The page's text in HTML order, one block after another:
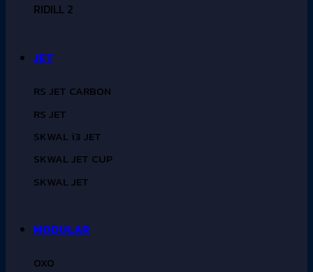
RIDILL 2
JET
RS JET CARBON
RS JET
SKWAL i3 JET
SKWAL JET CUP
SKWAL JET
MODULAR
OXO